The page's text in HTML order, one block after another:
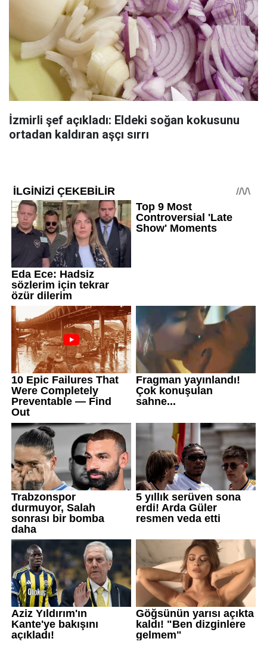
İzmirli şef açıkladı: Eldeki soğan kokusunu
ortadan kaldıran aşçı sırrı